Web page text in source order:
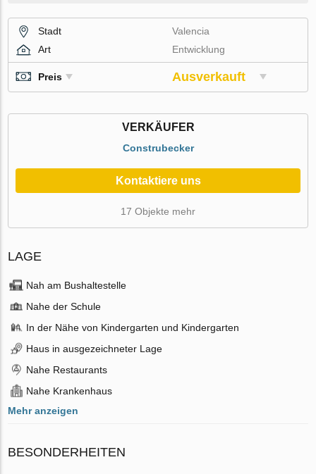
Stadt
Valencia
Art
Entwicklung
Preis Ausverkauft
VERKÄUFER
Construbecker
Kontaktiere uns
17 Objekte mehr
LAGE
Nah am Bushaltestelle
Nahe der Schule
In der Nähe von Kindergarten und Kindergarten
Haus in ausgezeichneter Lage
Nahe Restaurants
Nahe Krankenhaus
Mehr anzeigen
BESONDERHEITEN